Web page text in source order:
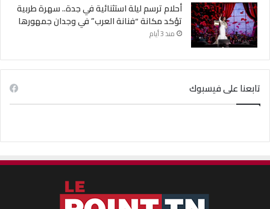
أحلام ترسم ليلة استثنائية في جدة.. سهرة طربية
تؤكد مكانة “فنانة العرب” في وجدان جمهورها
منذ 3 أيام
تابعنا على فيسبوك